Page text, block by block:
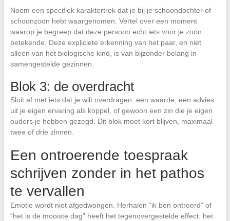
Noem een specifiek karaktertrek dat je bij je schoondochter of
schoonzoon hebt waargenomen. Vertel over een moment
waarop je begreep dat deze persoon echt iets voor je zoon
betekende. Deze expliciete erkenning van het paar, en niet
alleen van het biologische kind, is van bijzonder belang in
samengestelde gezinnen.
Blok 3: de overdracht
Sluit af met iets dat je wilt overdragen: een waarde, een advies
uit je eigen ervaring als koppel, of gewoon een zin die je eigen
ouders je hebben gezegd. Dit blok moet kort blijven, maximaal
twee of drie zinnen.
Een ontroerende toespraak
schrijven zonder in het pathos
te vervallen
Emotie wordt niet afgedwongen. Herhalen “ik ben ontroerd” of
“het is de mooiste dag” heeft het tegenovergestelde effect: het